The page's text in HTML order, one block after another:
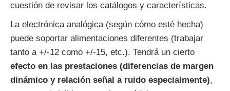
cuestión de revisar los catálogos y características.
La electrónica analógica (según cómo esté hecha)
puede soportar alimentaciones diferentes (trabajar
tanto a +/-12 como +/-15, etc.). Tendrá un cierto
efecto en las prestaciones (diferencias de margen
dinámico y relación señal a ruido especialmente),